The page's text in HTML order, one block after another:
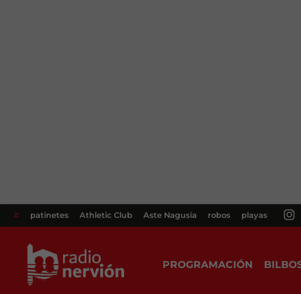
# patinetes Athletic Club Aste Nagusia robos playas
PROGRAMACIÓN